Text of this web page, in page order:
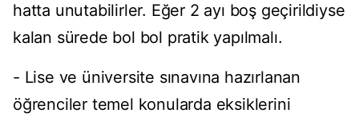
hatta unutabilirler. Eğer 2 ayı boş geçirildiyse
kalan sürede bol bol pratik yapılmalı.
- Lise ve üniversite sınavına hazırlanan
öğrenciler temel konularda eksiklerini